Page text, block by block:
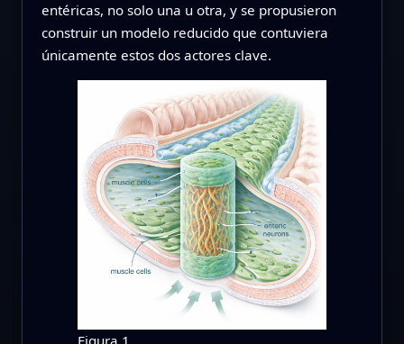
entéricas, no solo una u otra, y se propusieron
construir un modelo reducido que contuviera
únicamente estos dos actores clave.
Figura 1.